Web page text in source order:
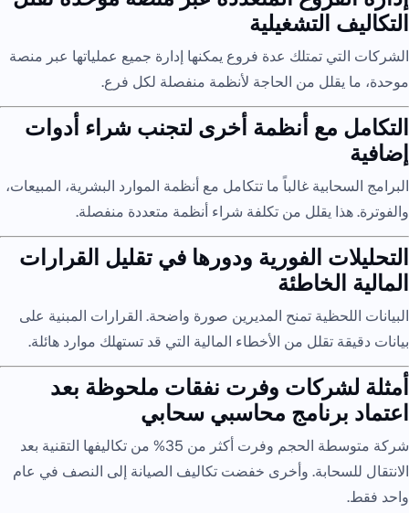
التكاليف التشغيلية
الشركات التي تمتلك عدة فروع يمكنها إدارة جميع عملياتها عبر منصة
موحدة، ما يقلل من الحاجة لأنظمة منفصلة لكل فرع.
التكامل مع أنظمة أخرى لتجنب شراء أدوات
إضافية
البرامج السحابية غالباً ما تتكامل مع أنظمة الموارد البشرية، المبيعات،
والفوترة. هذا يقلل من تكلفة شراء أنظمة متعددة منفصلة.
التحليلات الفورية ودورها في تقليل القرارات
المالية الخاطئة
البيانات اللحظية تمنح المديرين صورة واضحة. القرارات المبنية على
بيانات دقيقة تقلل من الأخطاء المالية التي قد تستهلك موارد هائلة.
أمثلة لشركات وفرت نفقات ملحوظة بعد
اعتماد برنامج محاسبي سحابي
شركة متوسطة الحجم وفرت أكثر من 35% من تكاليفها التقنية بعد
الانتقال للسحابة. وأخرى خفضت تكاليف الصيانة إلى النصف في عام
واحد فقط.